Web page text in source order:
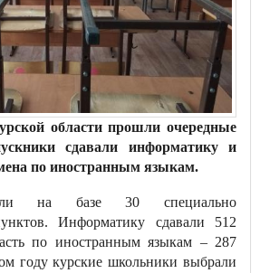
области прошли очередные
сдавали информатику и
по иностранным языкам.
на базе 30 специально
Информатику сдавали 512
по иностранным языкам – 287
году курские школьники выбрали